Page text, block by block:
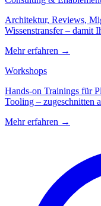
Architektur, Reviews,
Wissenstransfer – damit
Mehr erfahren →
Workshops
Hands-on Trainings für
Tooling – zugeschnitten
Mehr erfahren →